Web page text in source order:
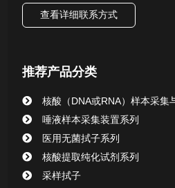
唾液样本采集装置系列
清洁验证棉签系列
动物检测试剂
查看详细联系方式
推荐产品分类
核酸（DNA或RNA）样本采集
唾液样本采集装置系列
医用无菌拭子系列
核酸提取纯化试剂系列
采样拭子